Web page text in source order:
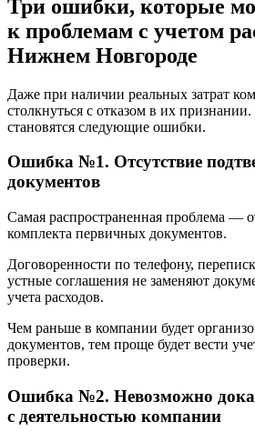
Три ошибки, которые
к проблемам с учетом
Нижнем Новгороде
Даже при наличии реальных затрат
столкнуться с отказом в их
становятся следующие ошибки.
Ошибка №1. Отсутствие
документов
Самая распространенная проблема —
комплекта первичных документов.
Договоренности по телефону,
устные соглашения не заменяют
учета расходов.
Чем раньше в компании будет
документов, тем проще будет вести
проверки.
Ошибка №2. Невозможно
с деятельностью компании